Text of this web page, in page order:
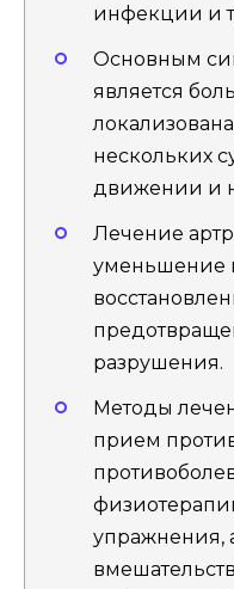
инфекции и
Основным
является
нескольких
движении и
Лечение
уменьшение
разрушения.
Методы
прием
упражнения,